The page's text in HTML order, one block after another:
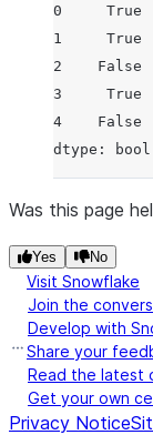
0     True
1     True
2    False
3     True
4    False
dtype: bool
Was this page
Yes No
Visit Snowflake
Join the
Develop with
Share your
Read the latest
Get your own
Privacy Notice